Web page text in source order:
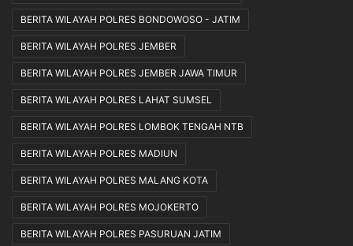
BERITA WILAYAH POLRES BONDOWOSO - JATIM
BERITA WILAYAH POLRES JEMBER
BERITA WILAYAH POLRES JEMBER JAWA TIMUR
BERITA WILAYAH POLRES LAHAT SUMSEL
BERITA WILAYAH POLRES LOMBOK TENGAH NTB
BERITA WILAYAH POLRES MADIUN
BERITA WILAYAH POLRES MALANG KOTA
BERITA WILAYAH POLRES MOJOKERTO
BERITA WILAYAH POLRES PASURUAN JATIM